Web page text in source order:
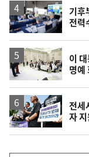
기후
전력
이
명예
전세
자